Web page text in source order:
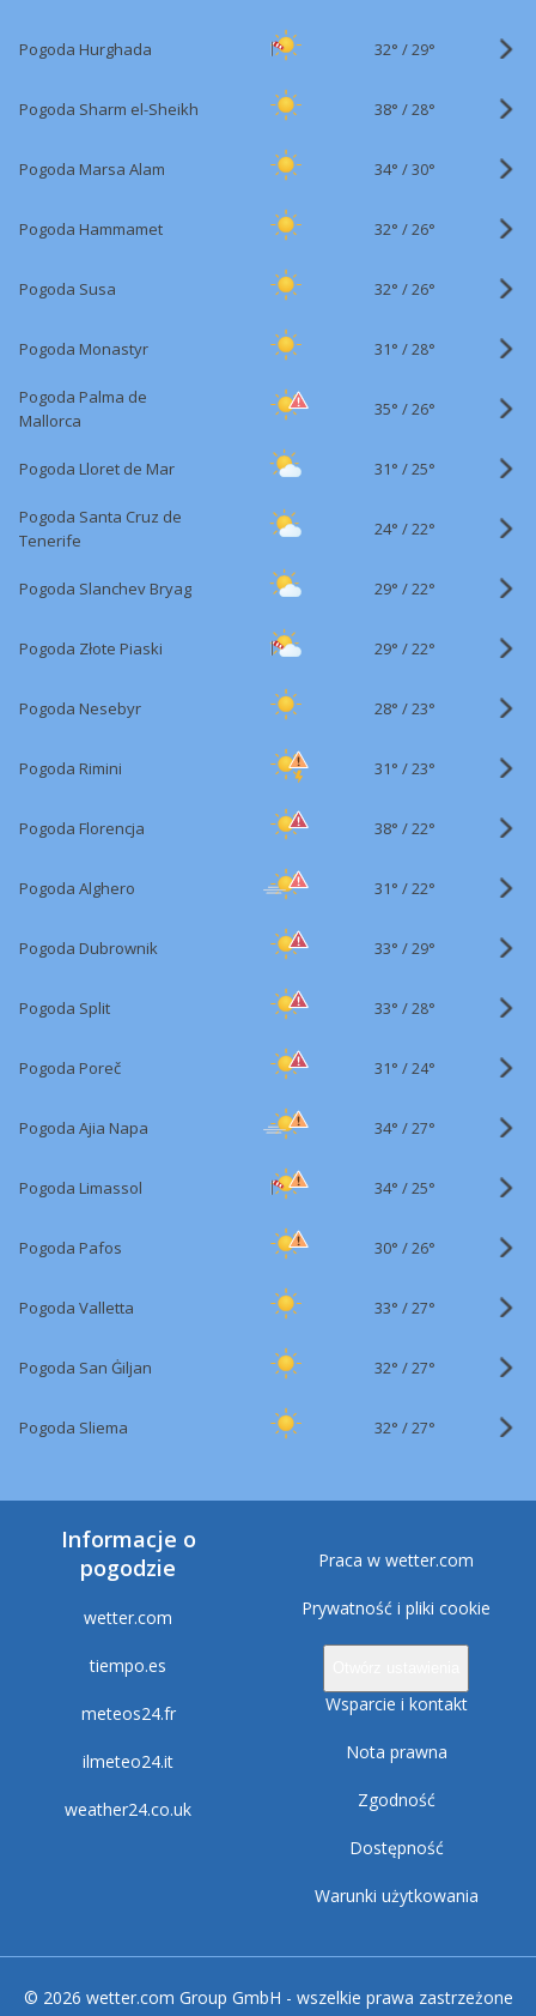
Pogoda Hurghada 32° /29°
Pogoda Sharm el-Sheikh 38° /28°
Pogoda Marsa Alam 34° /30°
Pogoda Hammamet 32° /26°
Pogoda Susa 32° /26°
Pogoda Monastyr 31° /28°
Pogoda Palma de
Mallorca
35° /26°
Pogoda Lloret de Mar 31° /25°
Pogoda Santa Cruz de
Tenerife
24° /22°
Pogoda Slanchev Bryag 29° /22°
Pogoda Złote Piaski 29° /22°
Pogoda Nesebyr 28° /23°
Pogoda Rimini 31° /23°
Pogoda Florencja 38° /22°
Pogoda Alghero 31° /22°
Pogoda Dubrownik 33° /29°
Pogoda Split 33° /28°
Pogoda Poreč 31° /24°
Pogoda Ajia Napa 34° /27°
Pogoda Limassol 34° /25°
Pogoda Pafos 30° /26°
Pogoda Valletta 33° /27°
Pogoda San Ġiljan 32° /27°
Pogoda Sliema 32° /27°
Informacje o
pogodzie
wetter.com
tiempo.es
meteos24.fr
ilmeteo24.it
weather24.co.uk
Praca w wetter.com
Prywatność i pliki cookie
Wsparcie i kontakt
Nota prawna
Zgodność
Dostępność
Warunki użytkowania
© 2026 wetter.com Group GmbH - wszelkie prawa zastrzeżone